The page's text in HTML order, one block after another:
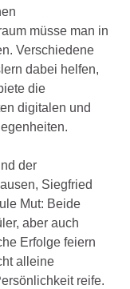
müsse man in
Verschiedene
dabei helfen,
die
digitalen und
der
Siegfried
Mut: Beide
aber auch
Erfolge feiern
alleine
reife.